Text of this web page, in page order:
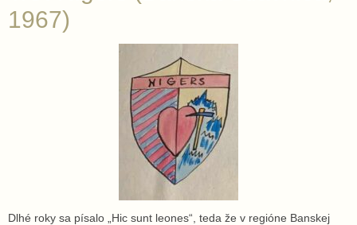
1967)
Dlhé roky sa písalo „Hic sunt leones“, teda že v regióne Banskej